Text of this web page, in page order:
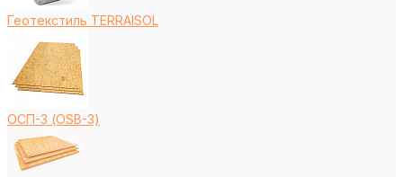
Геотекстиль TERRAISOL
ОСП-3 (OSB-3)